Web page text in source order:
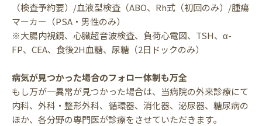
（検査予約要）/血液型検査（ABO、Rh式（初回のみ）/腫瘍
マーカー（PSA・男性のみ）
※大腸内視鏡、心臓超音波検査、負荷心電図、TSH、α-
FP、CEA、食後2H血糖、尿糖（2日ドックのみ）
病気が見つかった場合のフォロー体制も万全
もし万が一異常が見つかった場合は、当病院の外来診療にて
内科、外科・整形外科、循環器、消化器、泌尿器、糖尿病の
ほか、各分野の専門医が診療をさせていただきます。